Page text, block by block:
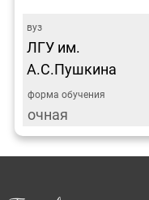
ЛГУ им.
А.С.Пушкина
очная